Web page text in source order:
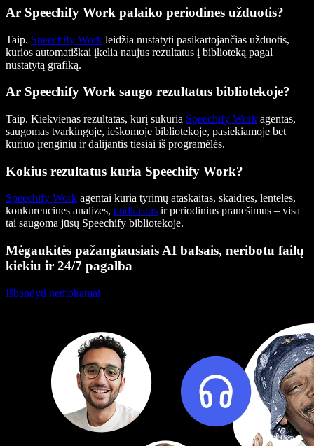
Ar Speechify Work palaiko periodines užduotis?
Taip. Speechify Work leidžia nustatyti pasikartojančias užduotis,
kurios automatiškai įkelia naujus rezultatus į biblioteką pagal
nustatytą grafiką.
Ar Speechify Work saugo rezultatus bibliotekoje?
Taip. Kiekvienas rezultatas, kurį sukuria Speechify Work agentas,
saugomas tvarkingoje, ieškomoje bibliotekoje, pasiekiamoje bet
kuriuo įrenginiu ir dalijantis tiesiai iš programėlės.
Kokius rezultatus kuria Speechify Work?
Speechify Work agentai kuria tyrimų ataskaitas, skaidres, lenteles,
konkurencines analizes, podkastus ir periodinius pranešimus – visa
tai saugoma jūsų Speechify bibliotekoje.
Mėgaukitės pažangiausiais AI balsais, neribotu failų
kiekiu ir 24/7 pagalba
Išbandyti nemokamai